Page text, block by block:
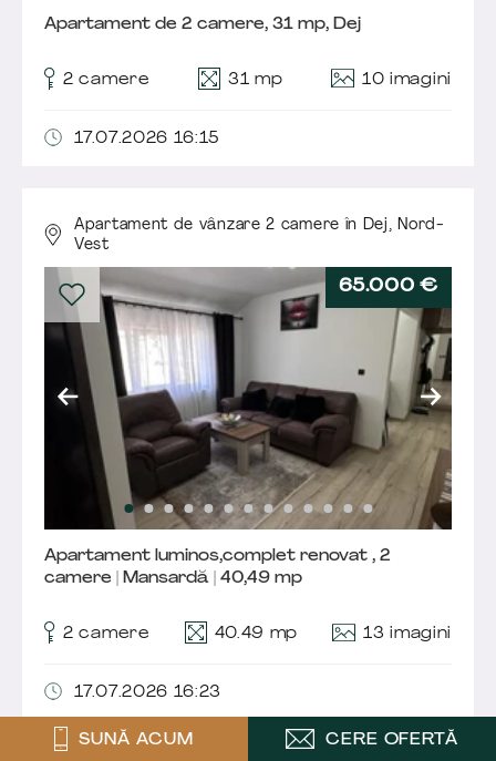
Apartament de 2 camere, 31 mp, Dej
2 camere 31 mp 10 imagini
17.07.2026 16:15
Apartament de vânzare 2 camere în Dej, Nord-
Vest
65.000 €
Apartament luminos,complet renovat , 2
camere | Mansardă | 40,49 mp
2 camere 40.49 mp 13 imagini
17.07.2026 16:23
SUNĂ ACUM CERE OFERTĂ